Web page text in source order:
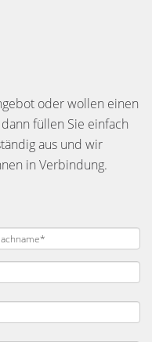
oder wollen einen
füllen Sie einfach
aus und wir
in Verbindung.